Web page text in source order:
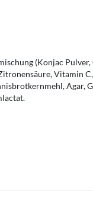
(Konjac
Vitamin
Agar,